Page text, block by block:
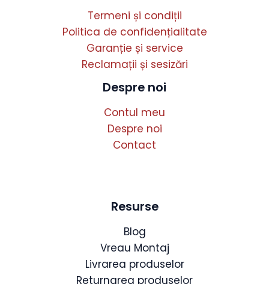
Termeni și condiții
Politica de confidențialitate
Garanție și service
Reclamații și sesizări
Despre noi
Contul meu
Despre noi
Contact
Resurse
Blog
Vreau Montaj
Livrarea produselor
Returnarea produselor